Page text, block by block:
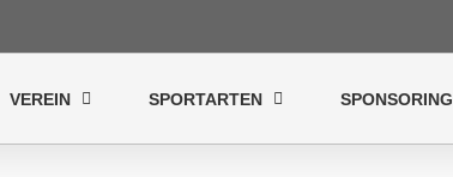
VEREIN SPORTARTEN SPONSORING